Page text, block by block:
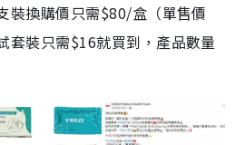
裝換購價只需$80/盒（單售價
套裝只需$16就買到，產品數量